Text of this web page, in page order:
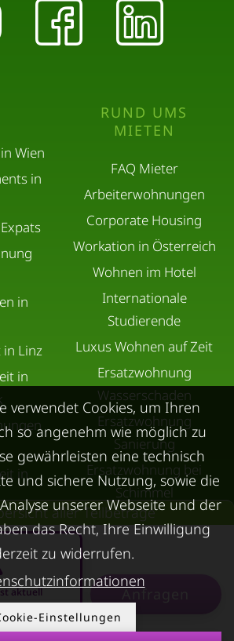
aller Teilbeträge
aktuell
anfragbar
Anfragen
Wien
in
in
Linz
in
in
Wels
RUND UMS
MIETEN
FAQ Mieter
Arbeiterwohnungen
Corporate Housing
Workation in Österreich
Wohnen im Hotel
Internationale
Studierende
Luxus Wohnen auf Zeit
Ersatzwohnung
Wasserschaden
Ersatzwohnung
Sanierung
Ersatzwohnung bei
Schimmel
Trennungswohnung
Filmförderung
verwendet Cookies, um Ihren
so angenehm wie möglich zu
gewährleisten eine technisch
und sichere Nutzung, sowie die
unserer Webseite und der
das Recht, Ihre Einwilligung
zu widerrufen.
Einstellungen